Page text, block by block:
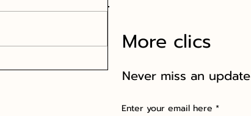
More clics
Never miss an update
Enter your email here